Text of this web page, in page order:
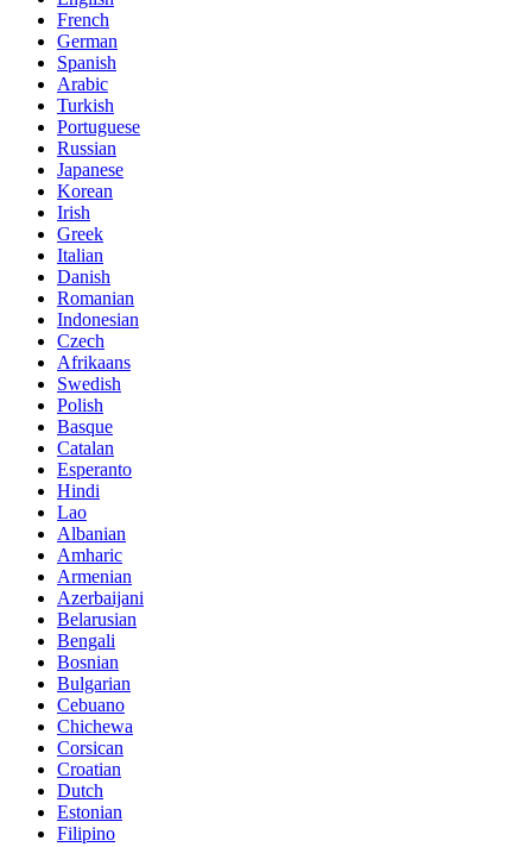
French
German
Spanish
Arabic
Turkish
Portuguese
Russian
Japanese
Korean
Irish
Greek
Italian
Danish
Romanian
Indonesian
Czech
Afrikaans
Swedish
Polish
Basque
Catalan
Esperanto
Hindi
Lao
Albanian
Amharic
Armenian
Azerbaijani
Belarusian
Bengali
Bosnian
Bulgarian
Cebuano
Chichewa
Corsican
Croatian
Dutch
Estonian
Filipino